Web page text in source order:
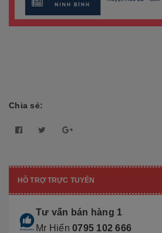
Chia sẻ:
HỖ TRỢ TRỰC TUYẾN
Tư vấn bán hàng 1
Mr Hiển 0795 102 666